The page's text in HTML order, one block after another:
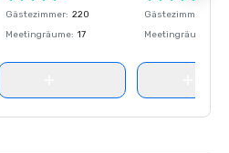
Gästezimmer: 220
Meetingräume: 17
Gästezimmer
Meetingräume